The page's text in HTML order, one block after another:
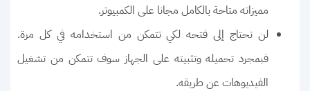
مميزاته متاحة بالكامل مجانا على الكمبيوتر.
لن تحتاج إلى فتحه لكي تتمكن من استخدامه في كل مرة.
فبمجرد تحميله وتثبيته على الجهاز سوف تتمكن من تشغيل
الفيديوهات عن طريقه.